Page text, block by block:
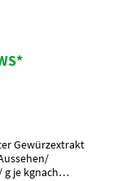
Gewürzextrakt
je kgnach